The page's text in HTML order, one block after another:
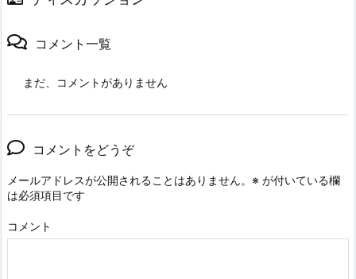
コメント一覧
まだ、コメントがありません
コメントをどうぞ
メールアドレスが公開されることはありません。 ※ が付いている欄
は必須項目です
コメント